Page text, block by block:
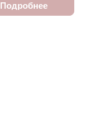
Подробнее